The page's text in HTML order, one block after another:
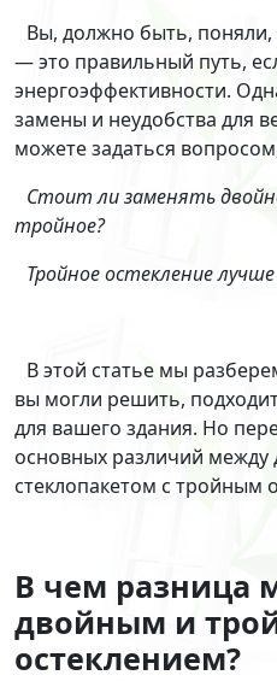
Вы, должно быть, поняли,
— это правильный путь,
энергоэффективности.
замены и неудобства для
можете задаться
Стоит ли заменять
тройное?
Тройное остекление
В этой статье мы
вы могли решить,
для вашего здания. Но
основных различий
стеклопакетом с тройным
В чем разница
двойным и
остеклением?